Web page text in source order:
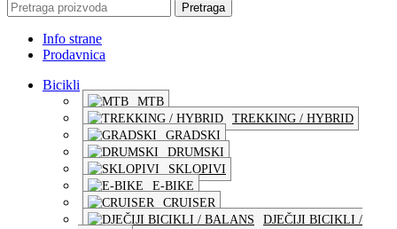
Pretraga
Info strane
Prodavnica
Bicikli
MTB
TREKKING / HYBRID
GRADSKI
DRUMSKI
SKLOPIVI
E-BIKE
CRUISER
DJEČIJI BICIKLI /